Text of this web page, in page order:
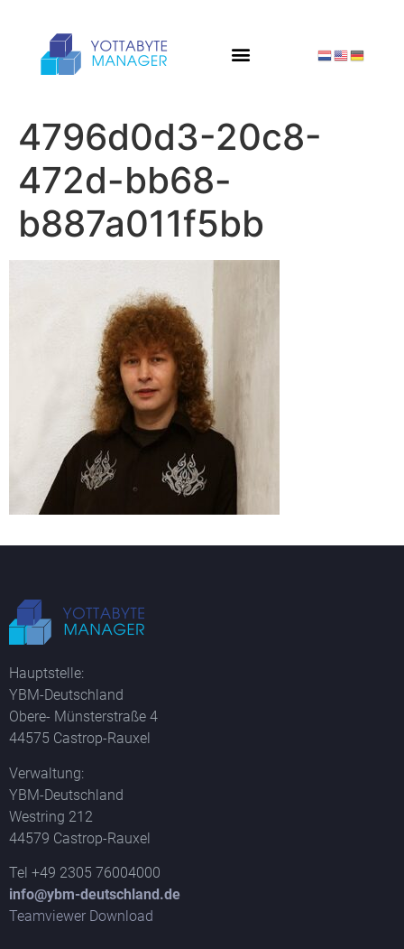
4796d0d3-20c8-
472d-bb68-
b887a011f5bb
Hauptstelle:
YBM-Deutschland
Obere- Münsterstraße 4
44575 Castrop-Rauxel
Verwaltung:
YBM-Deutschland
Westring 212
44579 Castrop-Rauxel
Tel +49 2305 76004000
info@ybm-deutschland.de
Teamviewer Download